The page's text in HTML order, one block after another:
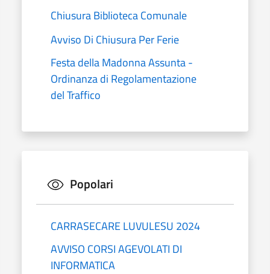
Chiusura Biblioteca Comunale
Avviso Di Chiusura Per Ferie
Festa della Madonna Assunta -
Ordinanza di Regolamentazione
del Traffico
Popolari
CARRASECARE LUVULESU 2024
AVVISO CORSI AGEVOLATI DI
INFORMATICA